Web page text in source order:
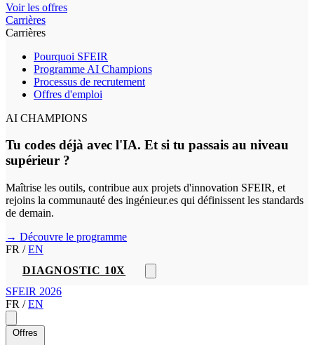
Voir les offres
Carrières
Carrières
Pourquoi SFEIR
Programme AI Champions
Processus de recrutement
Offres d'emploi
AI CHAMPIONS
Tu codes déjà avec l'IA. Et si tu passais au niveau
supérieur ?
Maîtrise les outils, contribue aux projets d'innovation SFEIR, et
rejoins la communauté des ingénieur.es qui définissent les standards
de demain.
→ Découvre le programme
FR / EN
DIAGNOSTIC 10X
SFEIR 2026
FR / EN
Offres